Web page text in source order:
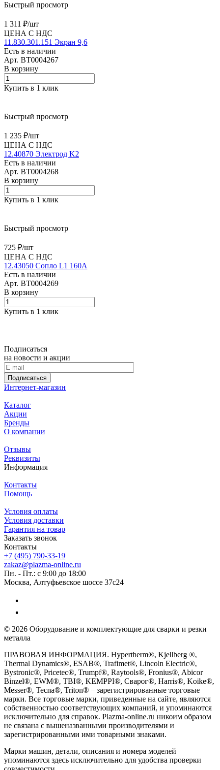
Быстрый просмотр
1 311 ₽/шт
ЦЕНА С НДС
11.830.301.151 Экран 9,6
Есть в наличии
Арт. BT0004267
В корзину
Купить в 1 клик
Быстрый просмотр
1 235 ₽/шт
ЦЕНА С НДС
12.40870 Электрод K2
Есть в наличии
Арт. BT0004268
В корзину
Купить в 1 клик
Быстрый просмотр
725 ₽/шт
ЦЕНА С НДС
12.43050 Сопло L1 160A
Есть в наличии
Арт. BT0004269
В корзину
Купить в 1 клик
Подписаться
на новости и акции
Подписаться
Интернет-магазин
Каталог
Акции
Бренды
О компании
Отзывы
Реквизиты
Информация
Контакты
Помощь
Условия оплаты
Условия доставки
Гарантия на товар
Заказать звонок
Контакты
+7 (495) 790-33-19
zakaz@plazma-online.ru
Пн. - Пт.: с 9:00 до 18:00
Москва, Алтуфьевское шоссе 37с24
© 2026 Оборудование и комплектующие для сварки и резки
металла
ПРАВОВАЯ ИНФОРМАЦИЯ. Hypertherm®, Kjellberg ®,
Thermal Dynamics®, ESAB®, Trafimet®, Lincoln Electric®,
Bystronic®, Pricetec®, Trumpf®, Raytools®, Fronius®, Abicor
Binzel®, EWM®, TBI®, KEMPPI®, Сварог®, Harris®, Koike®,
Messer®, Tecna®, Triton® – зарегистрированные торговые
марки. Все торговые марки, приведенные на сайте, являются
собственностью соответствующих компаний, и упоминаются
исключительно для справок. Plazma-online.ru никоим образом
не связана с вышеназванными производителями и
зарегистрированными ими товарными знаками.
Марки машин, детали, описания и номера моделей
упоминаются здесь исключительно для удобства проверки